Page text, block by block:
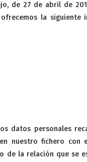
de 27 de abril de
la
personales
nuestro fichero
de la relación que